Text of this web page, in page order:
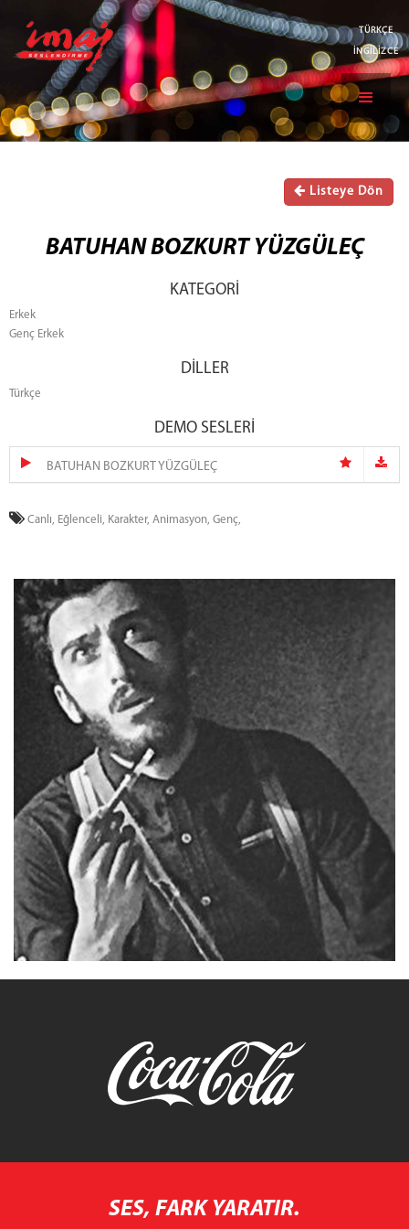
TÜRKÇE
İNGİLİZCE
Listeye Dön
BATUHAN BOZKURT YÜZGÜLEÇ
KATEGORİ
Erkek
Genç Erkek
DİLLER
Türkçe
DEMO SESLERİ
BATUHAN BOZKURT YÜZGÜLEÇ
Canlı, Eğlenceli, Karakter, Animasyon, Genç,
SES, FARK YARATIR.